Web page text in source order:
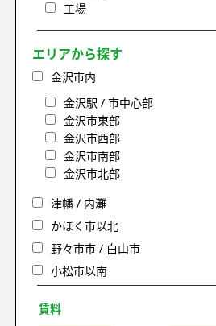
工場
エリアから探す
金沢市内
金沢駅 / 市中心部
金沢市東部
金沢市西部
金沢市南部
金沢市北部
津幡 / 内灘
かほく市以北
野々市市 / 白山市
小松市以南
賃料